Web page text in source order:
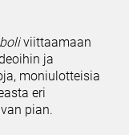
viittaamaan
ja
moniulotteisia
eri
pian.